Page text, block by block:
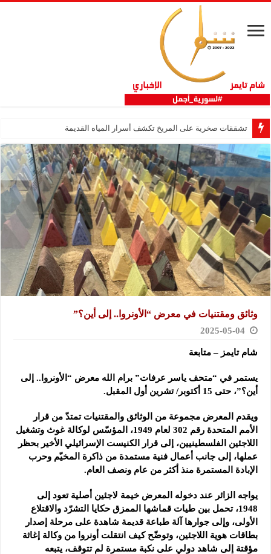
تشققات صخرية على المريخ تكشف أسرار المياه القديمة
وثائق ومقتنيات في معرض “الأونروا.. إلى أين؟”
2025-05-04
شام تايمز – متابعة
يستمر في “متحف ياسر عرفات” برام الله معرض “الأونروا.. إلى
أين؟”، حتى 15 أكتوبر/ تشرين أول المقبل.
ويقدم المعرض مجموعة من الوثائق والمقتنيات تمتدّ من قرار
الأمم المتحدة رقم 302 لعام 1949، المؤسّس لوكالة غوث وتشغيل
اللاجئين الفلسطينيين، إلى قرار الكنيست الإسرائيلي الأخير بحظر
عملها، إلى جانب أعمال فنية مستمدة من ذاكرة المخيّم وحرب
الإبادة المستمرة منذ أكثر من عام ونصف العام.
يواجه الزائر عند دخوله المعرض خيمة لاجئين أصلية تعود إلى
1948، تحمل بين طيات قماشها الممزق حكايا التشرّد والاقتلاع
الأولى، وإلى جوارها آلة طباعة قديمة شاهدة على مرحلة إصدار
بطاقات هوية اللاجئين، وتوضّح كيف انتقلت أونروا من وكالة إغاثة
مؤقتة إلى شاهد دولي على نكبة مستمرة لم تتوقف، يتبعه